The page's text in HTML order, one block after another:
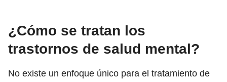
¿Cómo se tratan los
trastornos de salud mental?
No existe un enfoque único para el tratamiento de